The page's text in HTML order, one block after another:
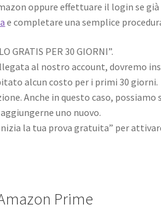
oppure effettuare il login se
e completare una semplice
GRATIS PER 30 GIORNI”.
al nostro account, dovremo
alcun costo per i primi 30 giorni.
Anche in questo caso, possiamo
uno nuovo.
la tua prova gratuita” per
Prime